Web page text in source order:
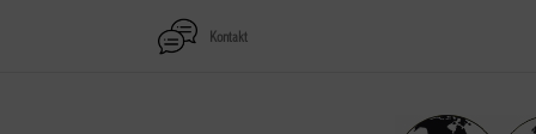
Kontakt